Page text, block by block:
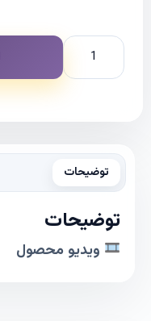
توضیحات
توضیحات
ویدیو محصول